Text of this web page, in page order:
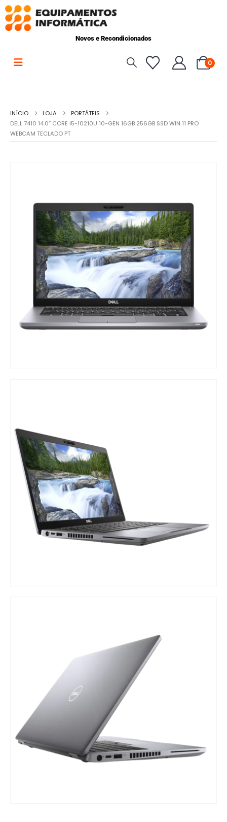
Novos e Recondicionados
0
INÍCIO LOJA
PORTÁTEIS
DELL 7410 14.0” CORE I5-10210U 10-GEN 16GB 256GB SSD WIN 11 PRO
WEBCAM TECLADO PT